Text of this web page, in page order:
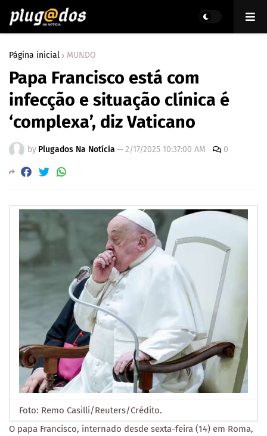
Página inicial MUNDO
Papa Francisco está com
infecção e situação clínica é
‘complexa’, diz Vaticano
by Plugados Na Notícia —2/17/2025 10:37:00 AM 0
Foto: Remo Casilli/Reuters/Crédito.
O papa Francisco, internado desde sexta-feira (14) em Roma,